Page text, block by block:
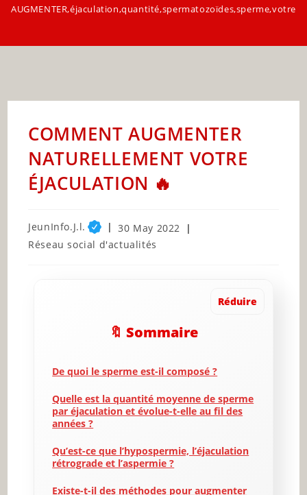
AUGMENTER,éjaculation,quantité,spermatozoïdes,sperme,votre
COMMENT AUGMENTER
NATURELLEMENT VOTRE
ÉJACULATION 🔥
Post
author:
JeunInfo.J.l.
Post
published:
30 May 2022
Post
Réseau social d'actualités
Réduire
🔖 Sommaire
De quoi le sperme est-il composé ?
Quelle est la quantité moyenne de sperme
par éjaculation et évolue-t-elle au fil des
années ?
Qu’est-ce que l’hypospermie, l’éjaculation
rétrograde et l’aspermie ?
Existe-t-il des méthodes pour augmenter